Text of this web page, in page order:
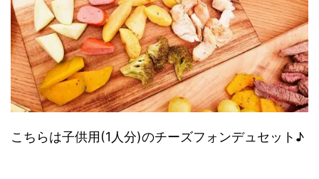
こちらは子供用(1人分)のチーズフォンデュセット♪